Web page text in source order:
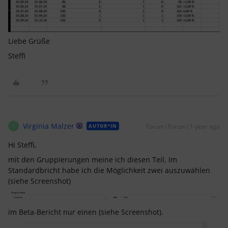
Liebe Grüße
Steffi
Virginia Malzer AUTOR*IN Forum|Forum|1 year ago
Hi Steffi,
mit den Gruppierungen meine ich diesen Teil. Im
Standardbricht habe ich die Möglichkeit zwei auszuwählen
(siehe Screenshot)
im Beta-Bericht nur einen (siehe Screenshot).